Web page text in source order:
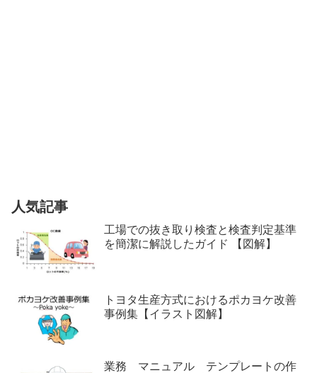
人気記事
工場での抜き取り検査と検査判定基準
を簡潔に解説したガイド 【図解】
トヨタ生産方式におけるポカヨケ改善
事例集【イラスト図解】
業務 マニュアル テンプレートの作